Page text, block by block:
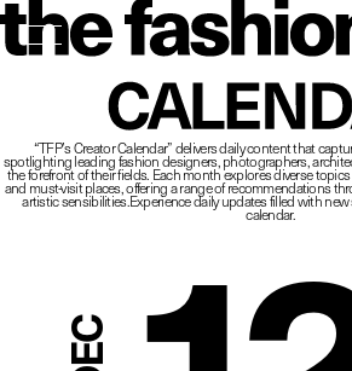
“TFP’s Creator Calendar” delivers daily content that
spotlighting leading fashion designers, photographers,
the forefront of their fields.Each month explores diverse
and must-visit places,offering a range of recommendations
artistic sensibilities.Experience daily updates filled with
calendar.